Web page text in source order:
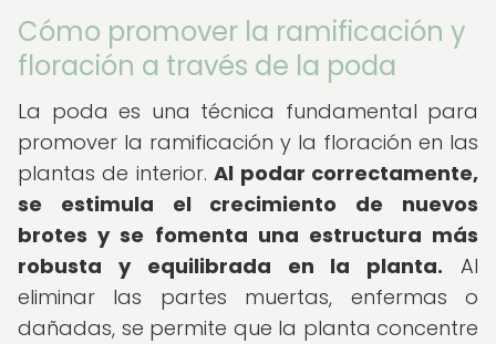
Cómo promover la ramificación y
floración a través de la poda
La poda es una técnica fundamental para
promover la ramificación y la floración en las
plantas de interior.Al podar correctamente,
se estimula el crecimiento de nuevos
brotes y se fomenta una estructura más
robusta y equilibrada en la planta. Al
eliminar las partes muertas, enfermas o
dañadas, se permite que la planta concentre